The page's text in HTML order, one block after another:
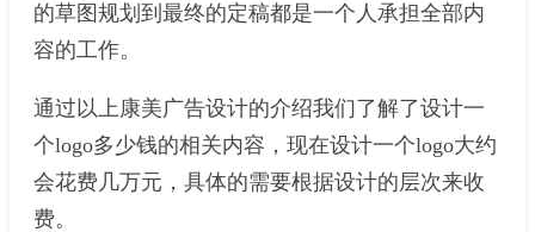
的草图规划到最终的定稿都是一个人承担全部内
容的工作。
通过以上康美广告设计的介绍我们了解了设计一
个logo多少钱的相关内容，现在设计一个logo大约
会花费几万元，具体的需要根据设计的层次来收
费。